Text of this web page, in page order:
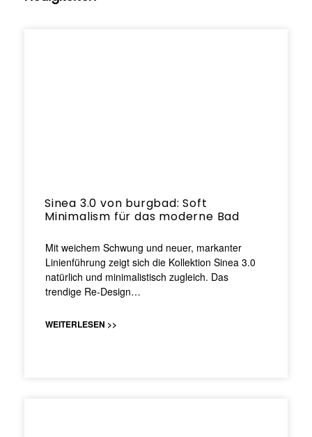
Sinea 3.0 von burgbad: Soft
Minimalism für das moderne Bad
Mit weichem Schwung und neuer, markanter
Linienführung zeigt sich die Kollektion Sinea 3.0
natürlich und minimalistisch zugleich. Das
trendige Re-Design…
WEITERLESEN >>